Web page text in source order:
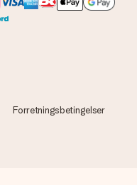
Forretningsbetingelser